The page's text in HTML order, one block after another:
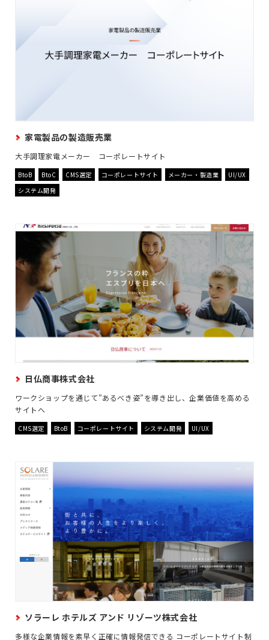
家電製品の製造販売業
大手調理家電メーカー コーポレートサイト
BtoB BtoC CMS選定 コーポレートサイト メーカー・製造業
UI/UX
システム開発
日仏商事株式会社
ワークショップを通じて”あるべき姿”を導き出し、企業価値を高める
サイトへ
CMS選定 BtoB コーポレートサイト システム開発 UI/UX
ソラーレ ホテルズ アンド リゾーツ株式会社
多様な企業情報を素早く正確に情報発信できる コーポレートサイト制